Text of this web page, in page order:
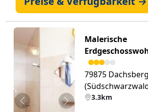
Zurück Weiter
Malerische
79875 Dachsberg
3.3km